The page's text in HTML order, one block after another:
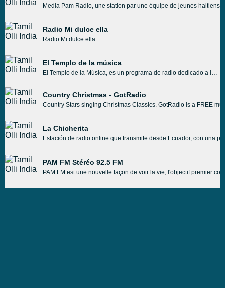
Media Pam Radio, une station par une équipe de jeunes haitiens
Radio Mi dulce ella
Radio Mi dulce ella
El Templo de la música
Country Christmas - GotRadio
Country Stars singing Christmas Classics. GotRadio is a FREE
La Chicherita
Estación de radio online que transmite desde Ecuador, con una
PAM FM Stéréo 92.5 FM
PAM FM est une nouvelle façon de voir la vie, l'objectif premier